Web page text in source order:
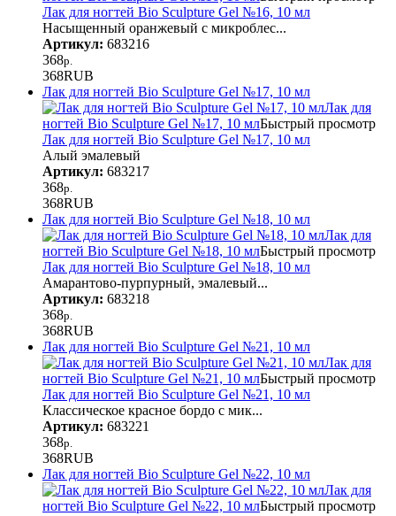
Лак для ногтей Bio Sculpture Gel №16, 10 мл
Насыщенный оранжевый с микроблес...
Артикул: 683216
368р.
368RUB
Лак для ногтей Bio Sculpture Gel №17, 10 мл
Лак для
ногтей Bio Sculpture Gel №17, 10 млБыстрый просмотр
Лак для ногтей Bio Sculpture Gel №17, 10 мл
Алый эмалевый
Артикул: 683217
368р.
368RUB
Лак для ногтей Bio Sculpture Gel №18, 10 мл
Лак для
ногтей Bio Sculpture Gel №18, 10 млБыстрый просмотр
Лак для ногтей Bio Sculpture Gel №18, 10 мл
Амарантово-пурпурный, эмалевый...
Артикул: 683218
368р.
368RUB
Лак для ногтей Bio Sculpture Gel №21, 10 мл
Лак для
ногтей Bio Sculpture Gel №21, 10 млБыстрый просмотр
Лак для ногтей Bio Sculpture Gel №21, 10 мл
Классическое красное бордо с мик...
Артикул: 683221
368р.
368RUB
Лак для ногтей Bio Sculpture Gel №22, 10 мл
Лак для
ногтей Bio Sculpture Gel №22, 10 млБыстрый просмотр